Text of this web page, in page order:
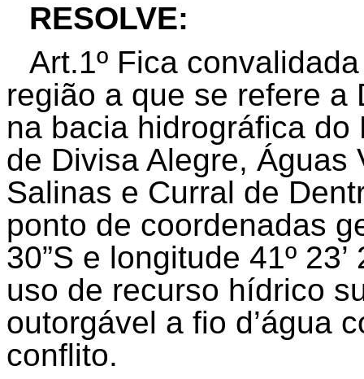
RESOLVE:
Art.1º Fica
região a que se refere a
na bacia hidrográfica
de Divisa Alegre, Águas
Salinas e Curral de
ponto de coordenadas
30”S e longitude 41º
uso de recurso hídrico
outorgável a fio d’água
conflito.